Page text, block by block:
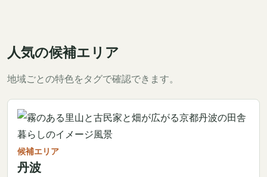
人気の候補エリア
地域ごとの特色をタグで確認できます。
候補エリア
丹波